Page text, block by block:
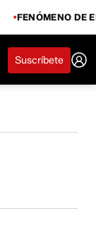
FENÓMENO DE
Suscríbete